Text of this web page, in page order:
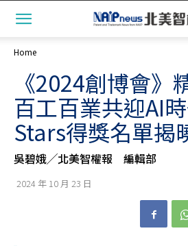
Home
《2024創博會
百工百業共迎AI
Stars得獎名單揭
吳碧娥╱北美智權報 編輯部
2024 年 10 月 23 日